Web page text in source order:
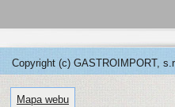
Copyright (c) GASTROIMPORT,
Mapa webu